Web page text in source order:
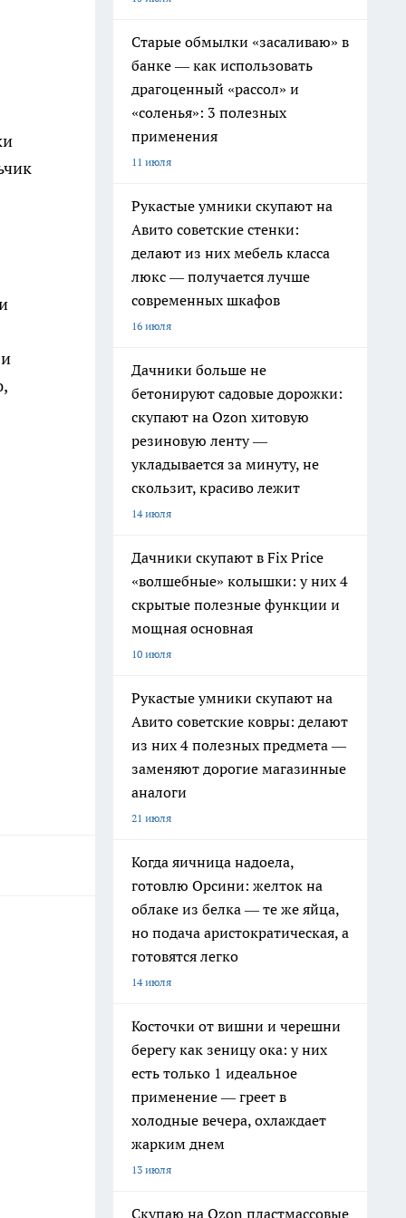
Старые обмылки «засаливаю» в
банке — как использовать
драгоценный «рассол» и
«соленья»: 3 полезных
применения
11 июля
Рукастые умники скупают на
Авито советские стенки:
делают из них мебель класса
люкс — получается лучше
современных шкафов
16 июля
Дачники больше не
бетонируют садовые дорожки:
скупают на Ozon хитовую
резиновую ленту —
укладывается за минуту, не
скользит, красиво лежит
14 июля
Дачники скупают в Fix Price
«волшебные» колышки: у них 4
скрытые полезные функции и
мощная основная
10 июля
Рукастые умники скупают на
Авито советские ковры: делают
из них 4 полезных предмета —
заменяют дорогие магазинные
аналоги
21 июля
Когда яичница надоела,
готовлю Орсини: желток на
облаке из белка — те же яйца,
но подача аристократическая, а
готовятся легко
14 июля
Косточки от вишни и черешни
берегу как зеницу ока: у них
есть только 1 идеальное
применение — греет в
холодные вечера, охлаждает
жарким днем
13 июля
Скупаю на Ozon пластмассовые